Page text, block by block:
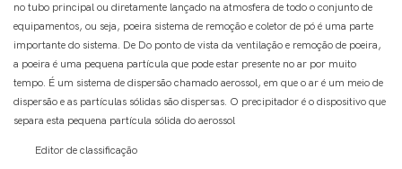
no tubo principal ou diretamente lançado na atmosfera de todo o conjunto de
equipamentos, ou seja, poeira sistema de remoção e coletor de pó é uma parte
importante do sistema. De Do ponto de vista da ventilação e remoção de poeira,
a poeira é uma pequena partícula que pode estar presente no ar por muito
tempo. É um sistema de dispersão chamado aerossol, em que o ar é um meio de
dispersão e as partículas sólidas são dispersas. O precipitador é o dispositivo que
separa esta pequena partícula sólida do aerossol
Editor de classificação